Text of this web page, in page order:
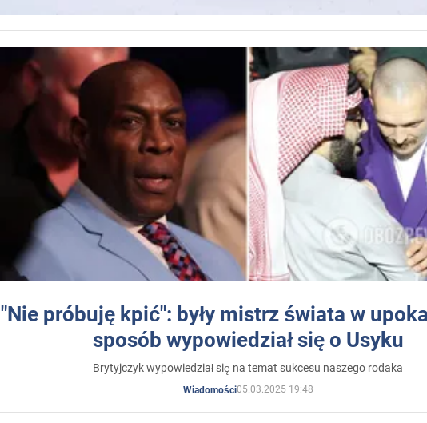
"Nie próbuję kpić": były mistrz świata w
sposób wypowiedział się o Usyku
Brytyjczyk wypowiedział się na temat sukcesu naszego rodaka
Wiadomości05.03.2025 19:48